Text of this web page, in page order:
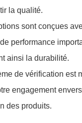
la qualité.
sont conçues
performance
ainsi la durabilité.
de vérification est
engagement
des produits.